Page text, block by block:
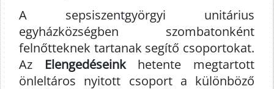
A sepsiszentgyörgyi unitárius
egyházközségben szombatonként
felnőtteknek tartanak segítő csoportokat.
Az Elengedéseinkhetente megtartott
önleltáros nyitott csoport a különböző